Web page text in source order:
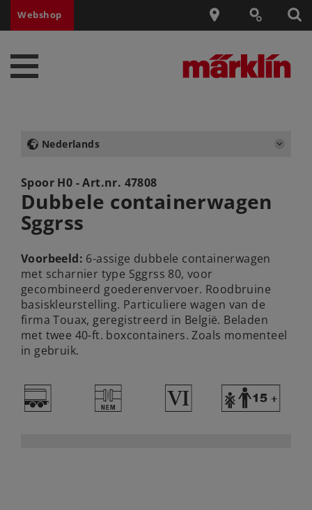
Webshop
Nederlands
Spoor H0 - Art.nr. 47808
Dubbele containerwagen
Sggrss
Voorbeeld: 6-assige dubbele containerwagen
met scharnier type Sggrss 80, voor
gecombineerd goederenvervoer. Roodbruine
basiskleurstelling. Particuliere wagen van de
firma Touax, geregistreerd in België. Beladen
met twee 40-ft. boxcontainers. Zoals momenteel
in gebruik.
= U 8 Y